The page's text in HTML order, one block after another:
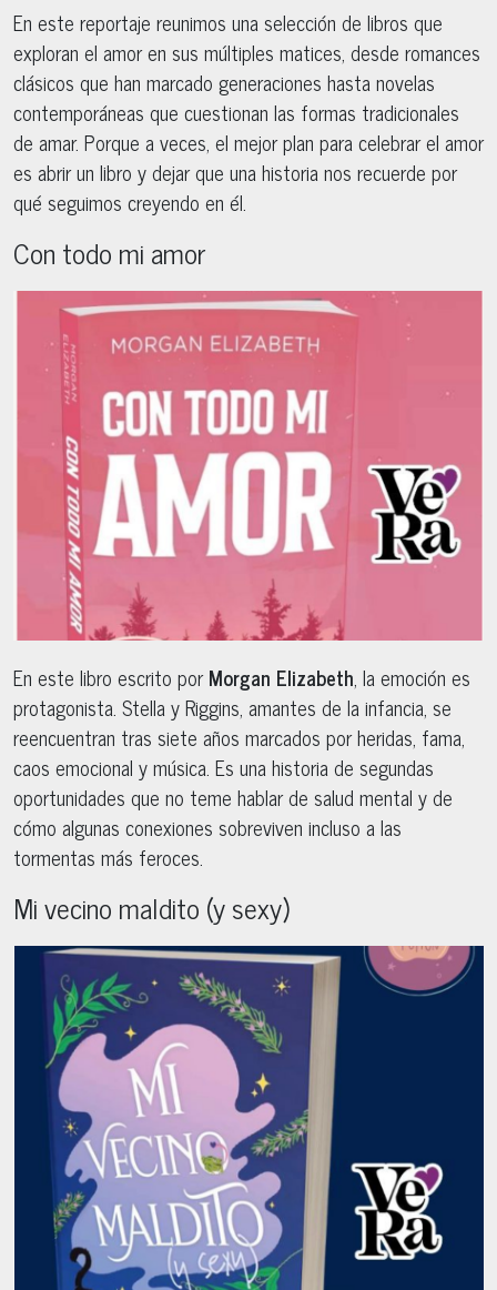
En este reportaje reunimos una selección de libros que
exploran el amor en sus múltiples matices, desde romances
clásicos que han marcado generaciones hasta novelas
contemporáneas que cuestionan las formas tradicionales
de amar. Porque a veces, el mejor plan para celebrar el amor
es abrir un libro y dejar que una historia nos recuerde por
qué seguimos creyendo en él.
Con todo mi amor
En este libro escrito porMorgan Elizabeth, la emoción es
protagonista. Stella y Riggins, amantes de la infancia, se
reencuentran tras siete años marcados por heridas, fama,
caos emocional y música. Es una historia de segundas
oportunidades que no teme hablar de salud mental y de
cómo algunas conexiones sobreviven incluso a las
tormentas más feroces.
Mi vecino maldito (y sexy)